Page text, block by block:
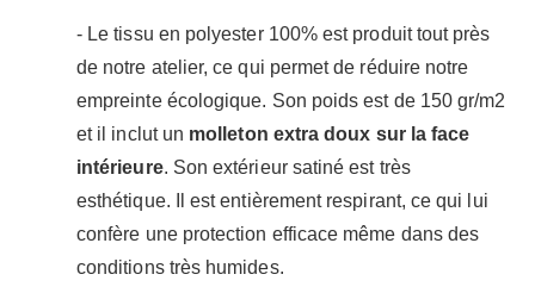
- Le tissu en polyester 100% est produit tout près
de notre atelier, ce qui permet de réduire notre
empreinte écologique. Son poids est de 150 gr/m2
et il inclut un molleton extra doux sur la face
intérieure. Son extérieur satiné est très
esthétique. Il est entièrement respirant, ce qui lui
confère une protection efficace même dans des
conditions très humides.